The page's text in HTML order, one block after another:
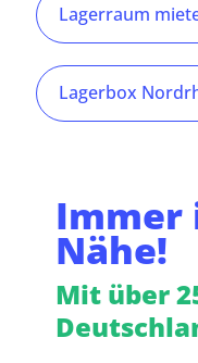
Lagerraum
Lagerbox
Immer
Nähe!
Mit über